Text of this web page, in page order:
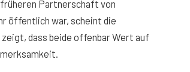
Partnerschaft von
öffentlich war, scheint die
zeigt, dass beide offenbar Wert auf